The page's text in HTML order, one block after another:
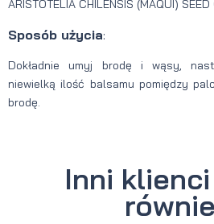
ARISTOTELIA CHILENSIS (MAQUI) SEED
Sposób użycia:
Dokładnie umyj brodę i wąsy,
niewielką ilość balsamu pomiędzy
brodę.
Inni